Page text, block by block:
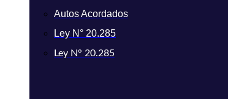
Autos Acordados
Ley N° 20.285
Ley N° 20.285